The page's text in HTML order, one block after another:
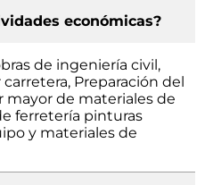
económicas?
de ingeniería civil,
Preparación del
mayor de materiales de
ferretería pinturas
y materiales de